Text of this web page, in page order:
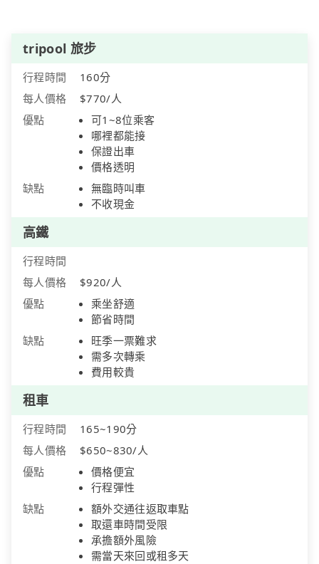
tripool 旅步
行程時間
160分
每人價格
$770/人
優點
可1~8位乘客
哪裡都能接
保證出車
價格透明
缺點
無臨時叫車
不收現金
高鐵
行程時間
每人價格
$920/人
優點
乘坐舒適
節省時間
缺點
旺季一票難求
需多次轉乘
費用較貴
租車
行程時間
165~190分
每人價格
$650~830/人
優點
價格便宜
行程彈性
缺點
額外交通往返取車點
取還車時間受限
承擔額外風險
需當天來回或租多天